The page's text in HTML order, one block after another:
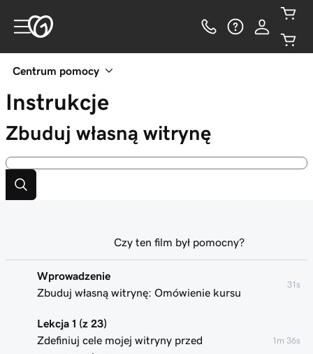
Centrum pomocy
Instrukcje
Zbuduj własną witrynę
Wprowadzenie
Zbuduj własną witrynę: Omówienie kursu
31s
Lekcja 1 (z 23)
Zdefiniuj cele mojej witryny przed
1m 36s
Czy ten film był pomocny?